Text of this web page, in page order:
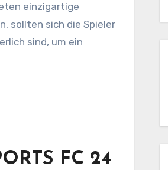
einzigartige
sollten sich die Spieler
sind, um ein
FC 24